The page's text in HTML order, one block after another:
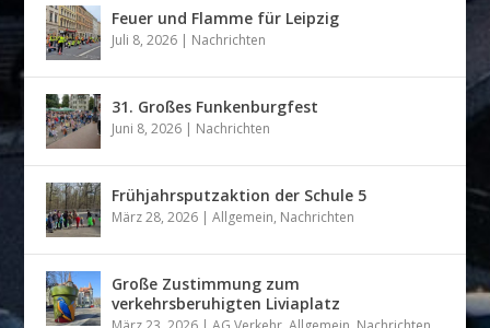
Feuer und Flamme für Leipzig
Juli 8, 2026 | Nachrichten
31. Großes Funkenburgfest
Juni 8, 2026 | Nachrichten
Frühjahrsputzaktion der Schule 5
März 28, 2026 |Allgemein, Nachrichten
Große Zustimmung zum
verkehrsberuhigten Liviaplatz